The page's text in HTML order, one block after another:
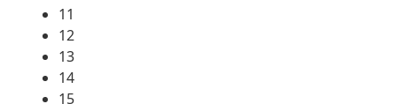
11
12
13
14
15